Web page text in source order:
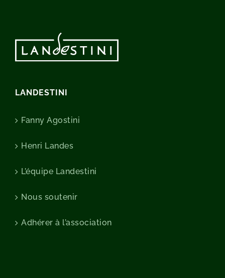
LANDESTINI
Fanny Agostini
Henri Landes
L’équipe Landestini
Nous soutenir
Adhérer à l’association